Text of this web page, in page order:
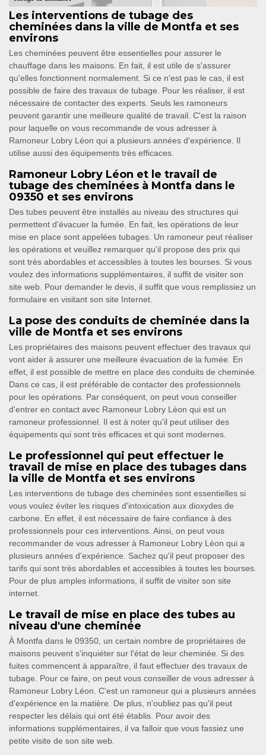
Les interventions de tubage des
cheminées dans la ville de Montfa et ses
environs
Les cheminées peuvent être essentielles pour assurer le
chauffage dans les maisons. En fait, il est utile de s'assurer
qu'elles fonctionnent normalement. Si ce n'est pas le cas, il est
possible de faire des travaux de tubage. Pour les réaliser, il est
nécessaire de contacter des experts. Seuls les ramoneurs
peuvent garantir une meilleure qualité de travail. C'est la raison
pour laquelle on vous recommande de vous adresser à
Ramoneur Lobry Léon qui a plusieurs années d'expérience. Il
utilise aussi des équipements très efficaces.
Ramoneur Lobry Léon et le travail de
tubage des cheminées à Montfa dans le
09350 et ses environs
Des tubes peuvent être installés au niveau des structures qui
permettent d'évacuer la fumée. En fait, les opérations de leur
mise en place sont appelées tubages. Un ramoneur peut réaliser
les opérations et veuillez remarquer qu'il propose des prix qui
sont très abordables et accessibles à toutes les bourses. Si vous
voulez des informations supplémentaires, il suffit de visiter son
site web. Pour demander le devis, il suffit que vous remplissiez un
formulaire en visitant son site Internet.
La pose des conduits de cheminée dans la
ville de Montfa et ses environs
Les propriétaires des maisons peuvent effectuer des travaux qui
vont aider à assurer une meilleure évacuation de la fumée. En
effet, il est possible de mettre en place des conduits de cheminée.
Dans ce cas, il est préférable de contacter des professionnels
pour les opérations. Par conséquent, on peut vous conseiller
d'entrer en contact avec Ramoneur Lobry Léon qui est un
ramoneur professionnel. Il est à noter qu'il peut utiliser des
équipements qui sont très efficaces et qui sont modernes.
Le professionnel qui peut effectuer le
travail de mise en place des tubages dans
la ville de Montfa et ses environs
Les interventions de tubage des cheminées sont essentielles si
vous voulez éviter les risques d'intoxication aux dioxydes de
carbone. En effet, il est nécessaire de faire confiance à des
professionnels pour ces interventions. Ainsi, on peut vous
recommander de vous adresser à Ramoneur Lobry Léon qui a
plusieurs années d'expérience. Sachez qu'il peut proposer des
tarifs qui sont très abordables et accessibles à toutes les bourses.
Pour de plus amples informations, il suffit de visiter son site
internet.
Le travail de mise en place des tubes au
niveau d'une cheminée
À Montfa dans le 09350, un certain nombre de propriétaires de
maisons peuvent s'inquiéter sur l'état de leur cheminée. Si des
fuites commencent à apparaître, il faut effectuer des travaux de
tubage. Pour ce faire, on peut vous conseiller de vous adresser à
Ramoneur Lobry Léon. C'est un ramoneur qui a plusieurs années
d'expérience en la matière. De plus, n'oubliez pas qu'il peut
respecter les délais qui ont été établis. Pour avoir des
informations supplémentaires, il va falloir que vous fassiez une
petite visite de son site web.